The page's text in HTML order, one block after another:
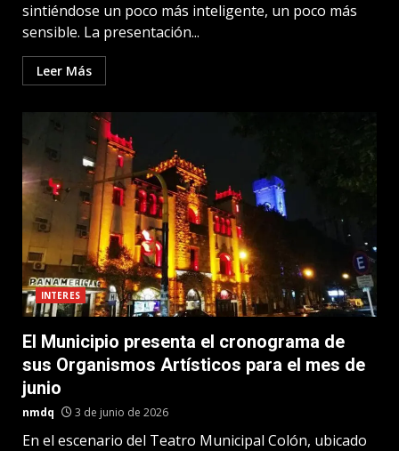
sintiéndose un poco más inteligente, un poco más
sensible. La presentación...
Leer Más
INTERES
El Municipio presenta el cronograma de
sus Organismos Artísticos para el mes de
junio
nmdq 3 de junio de 2026
En el escenario del Teatro Municipal Colón, ubicado